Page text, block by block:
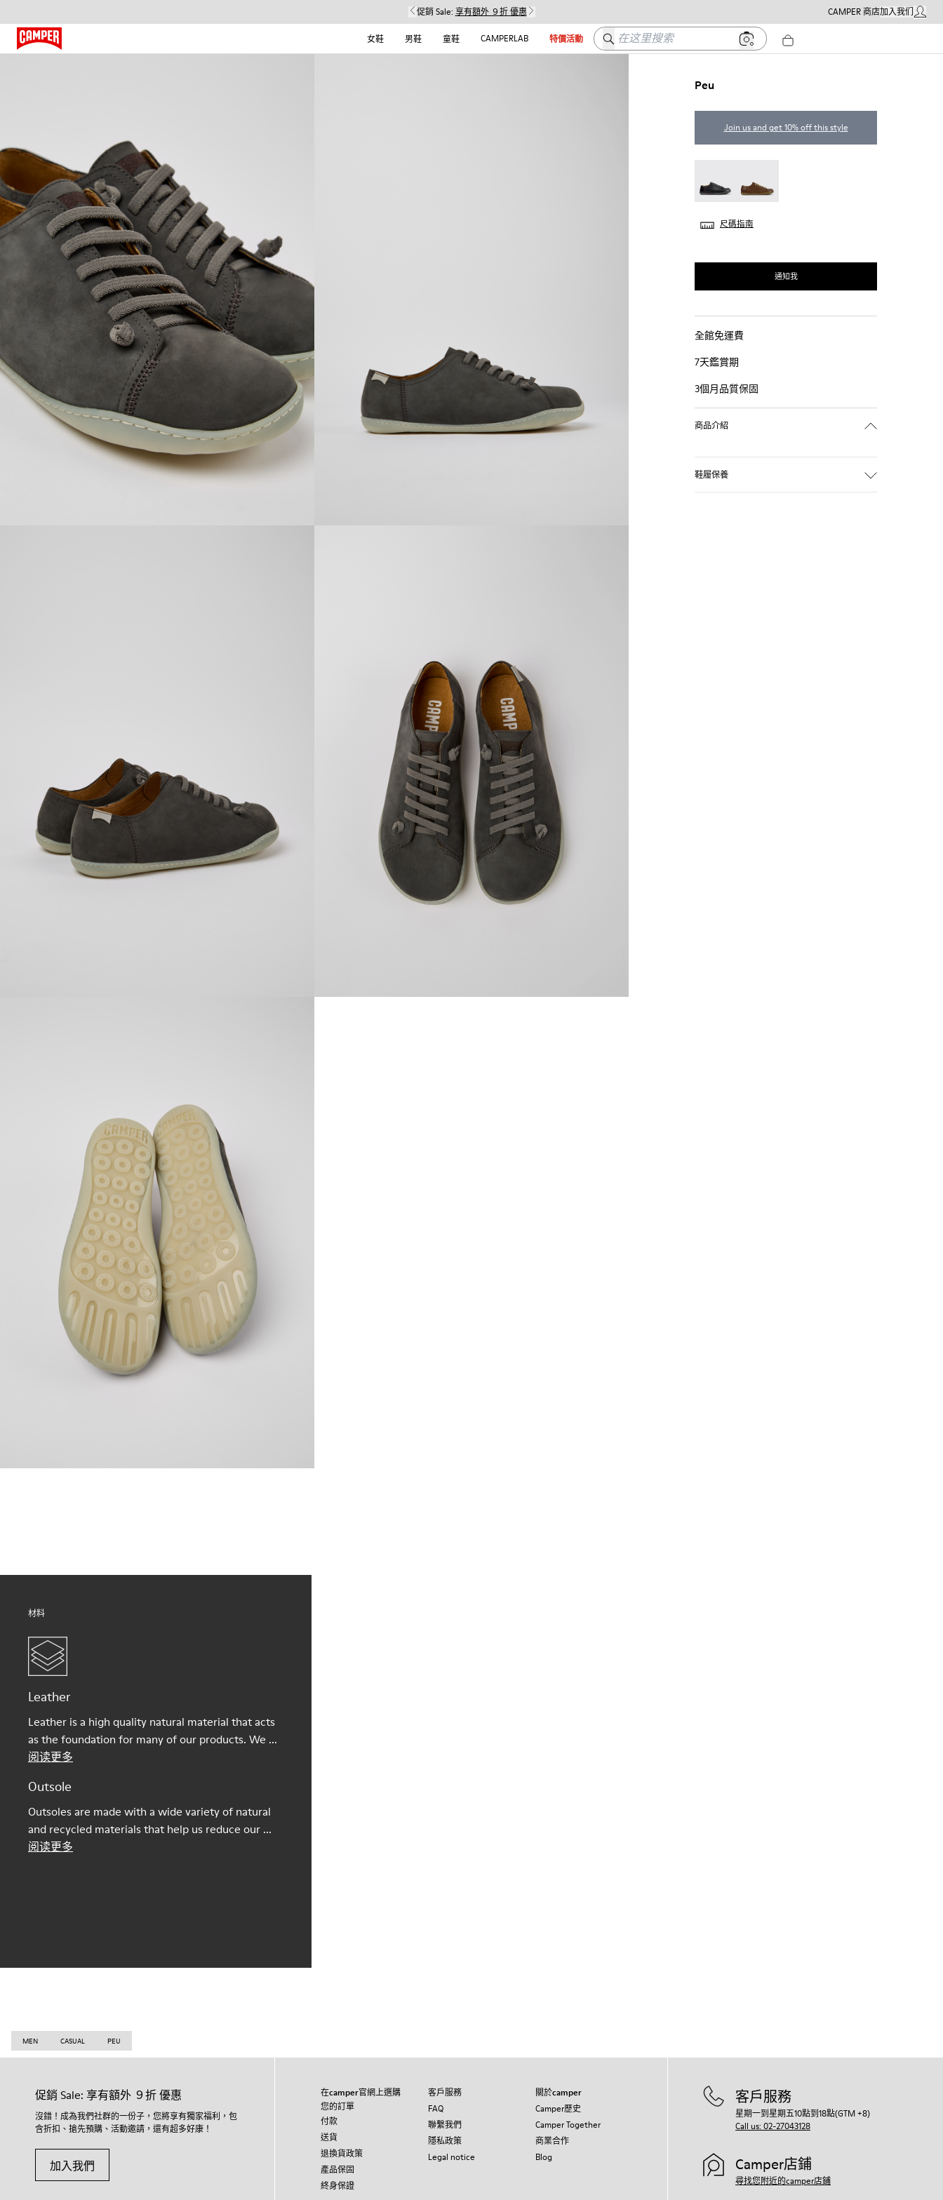
促銷 Sale: 享有額外 ９折 優惠 CAMPER 商店加入我们我的帳
女鞋
男鞋 童鞋 CAMPERLAB 特價活動 在这里搜索
Peu
Join us and get 10% off this style
尺碼指南
通知我
全館免運費
7天鑑賞期
3個月品質保固
商品介紹
鞋履保養
材料
Leather
Leather is a high quality natural material that acts
as the foundation for many of our products. We ...
阅读更多
Outsole
Outsoles are made with a wide variety of natural
and recycled materials that help us reduce our ...
阅读更多
MEN CASUAL PEU
促銷 Sale: 享有額外 ９折 優惠
沒錯！成為我們社群的一份子，您將享有獨家福利，包
含折扣、搶先預購、活動邀請，還有超多好康！
加入我們
在camper官網上選購
您的訂單
付款
送貨
退換貨政策
產品保固
終身保證
客戶服務
FAQ
聯繫我們
隱私政策
Legal notice
關於camper
Camper歷史
Camper Together
商業合作
Blog
客戶服務
星期一到星期五10點到18點(GTM +8)
Call us: 02-27043128
Camper店鋪
尋找您附近的camper店鋪